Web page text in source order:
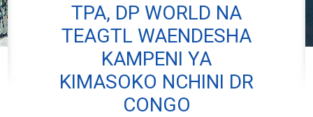
TPA, DP WORLD NA
TEAGTL WAENDESHA
KAMPENI YA
KIMASOKO NCHINI DR
CONGO